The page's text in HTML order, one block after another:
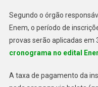
Segundo o órgão
Enem, o período de
provas serão aplicadas em
cronograma no edital
A taxa de pagamento da